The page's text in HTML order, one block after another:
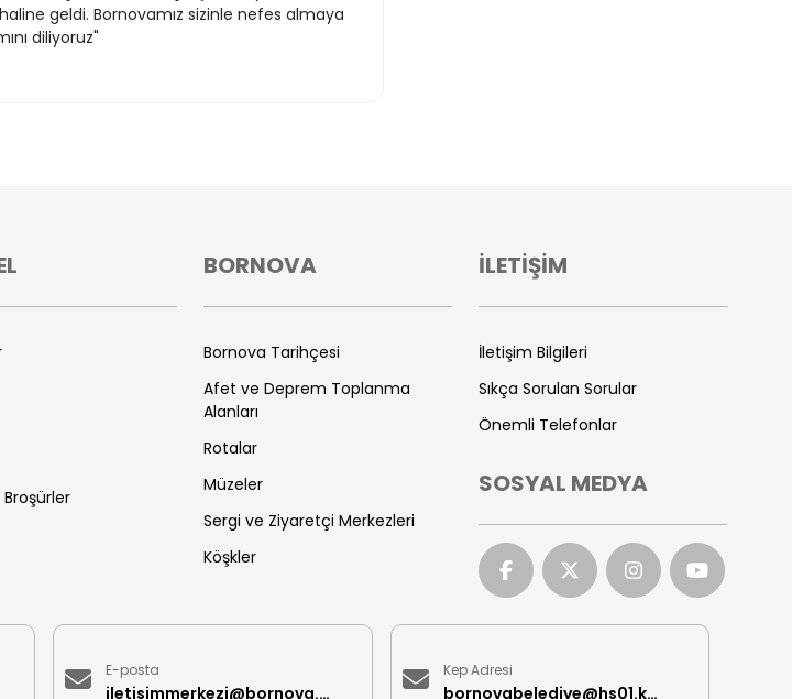
geldi. Bornovamız sizinle nefes almaya
diliyoruz"
BORNOVA
Bornova Tarihçesi
Afet ve Deprem Toplanma
Alanları
Rotalar
Müzeler
Sergi ve Ziyaretçi Merkezleri
Köşkler
İLETİŞİM
İletişim Bilgileri
Sıkça Sorulan Sorular
Önemli Telefonlar
SOSYAL MEDYA
E-posta
iletisimmerkezi@bornova.bel.tr
Kep Adresi
bornovabelediye@hs01.kep.tr